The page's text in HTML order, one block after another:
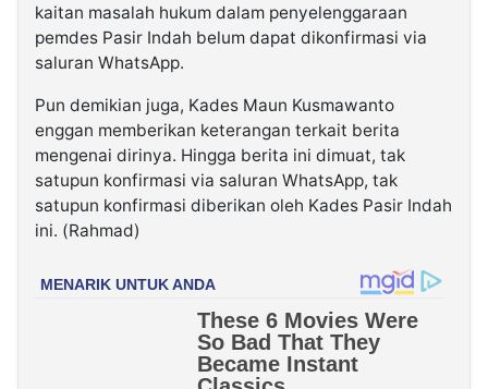
kaitan masalah hukum dalam penyelenggaraan
pemdes Pasir Indah belum dapat dikonfirmasi via
saluran WhatsApp.
Pun demikian juga, Kades Maun Kusmawanto
enggan memberikan keterangan terkait berita
mengenai dirinya. Hingga berita ini dimuat, tak
satupun konfirmasi via saluran WhatsApp, tak
satupun konfirmasi diberikan oleh Kades Pasir Indah
ini. (Rahmad)